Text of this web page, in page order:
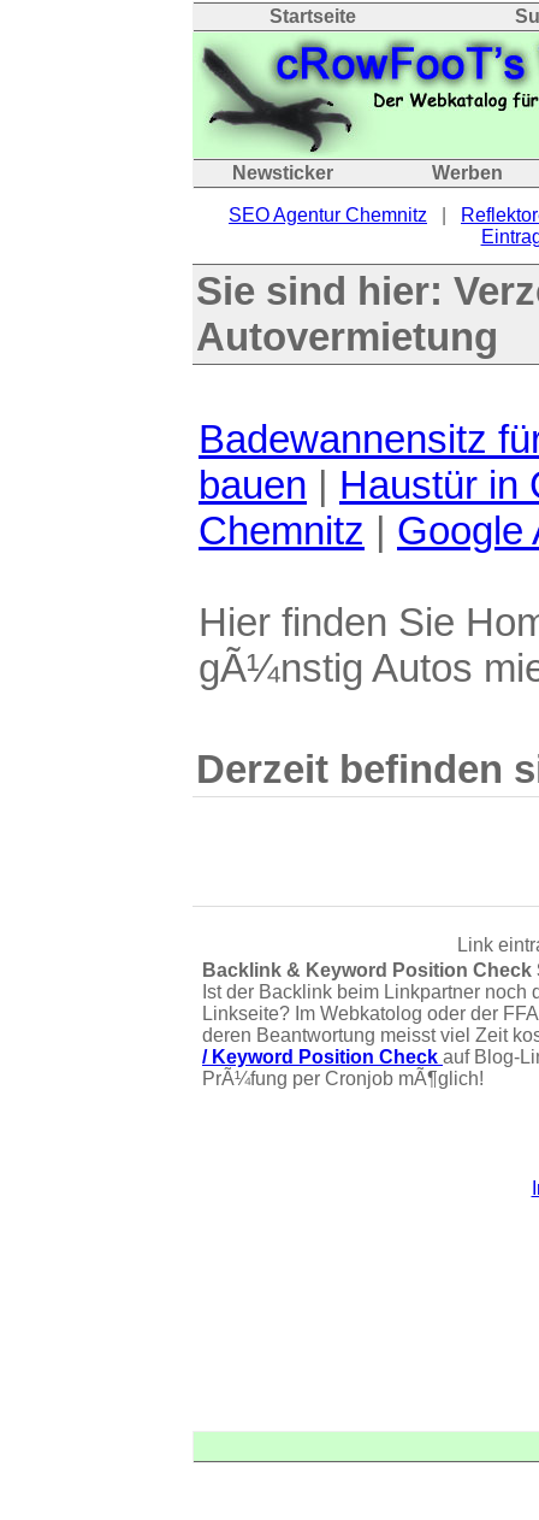
Startseite
Newsticker Werben
SEO Agentur Chemnitz
Sie sind hier:
Autovermietung
Badewannensitz
bauen | Haustür in
Chemnitz | Google
Hier finden Sie
gÃ¼nstig Autos
Derzeit befinden
Link
Backlink & Keyword Position
Ist der Backlink beim Linkpartner noch
Linkseite? Im Webkatolog oder der
deren Beantwortung meisst viel Zeit
/ Keyword Position Check auf Blog-
PrÃ¼fung per Cronjob mÃ¶glich!